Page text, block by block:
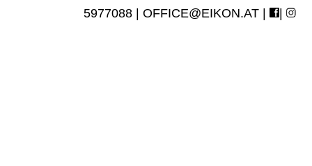
5977088 | OFFICE@EIKON.AT | |